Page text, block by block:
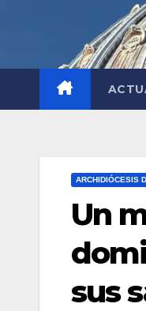
ARCHIDIÓCESIS
Un
sus